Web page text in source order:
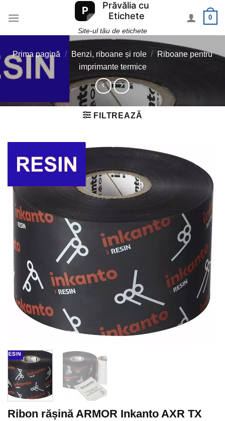
Site-ul tău de etichete
0
Prima pagină / Benzi, riboane și role /
Riboane pentru
imprimante termice
FILTREAZĂ
Ribon rășină ARMOR Inkanto AXR TX